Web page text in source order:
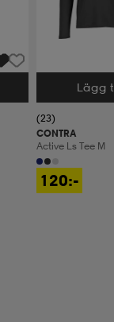
Välj storlek
Lägg
(23)
CONTRA
Active Ls Tee M
120:-